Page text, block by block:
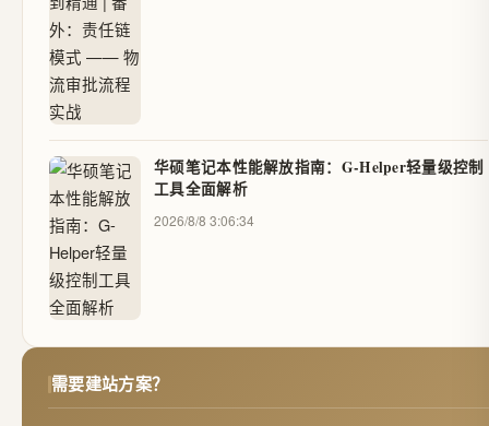
华硕笔记本性能解放指南：G-Helper轻量级控制
工具全面解析
2026/8/8 3:06:34
需要建站方案？